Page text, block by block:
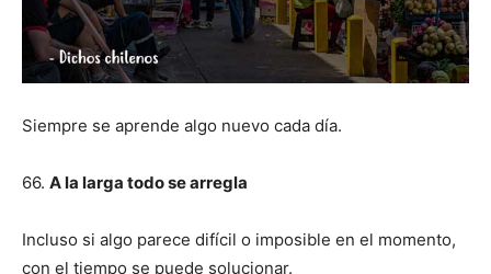
Siempre se aprende algo nuevo cada día.
66. A la larga todo se arregla
Incluso si algo parece difícil o imposible en el momento,
con el tiempo se puede solucionar.